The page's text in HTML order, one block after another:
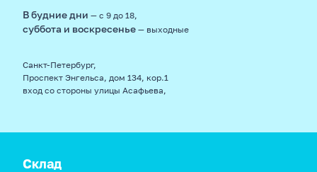
В будние дни — с 9 до 18,
суббота и воскресенье — выходные
Санкт-Петербург,
Проспект Энгельса, дом 134, кор.1
вход со стороны улицы Асафьева,
Склад